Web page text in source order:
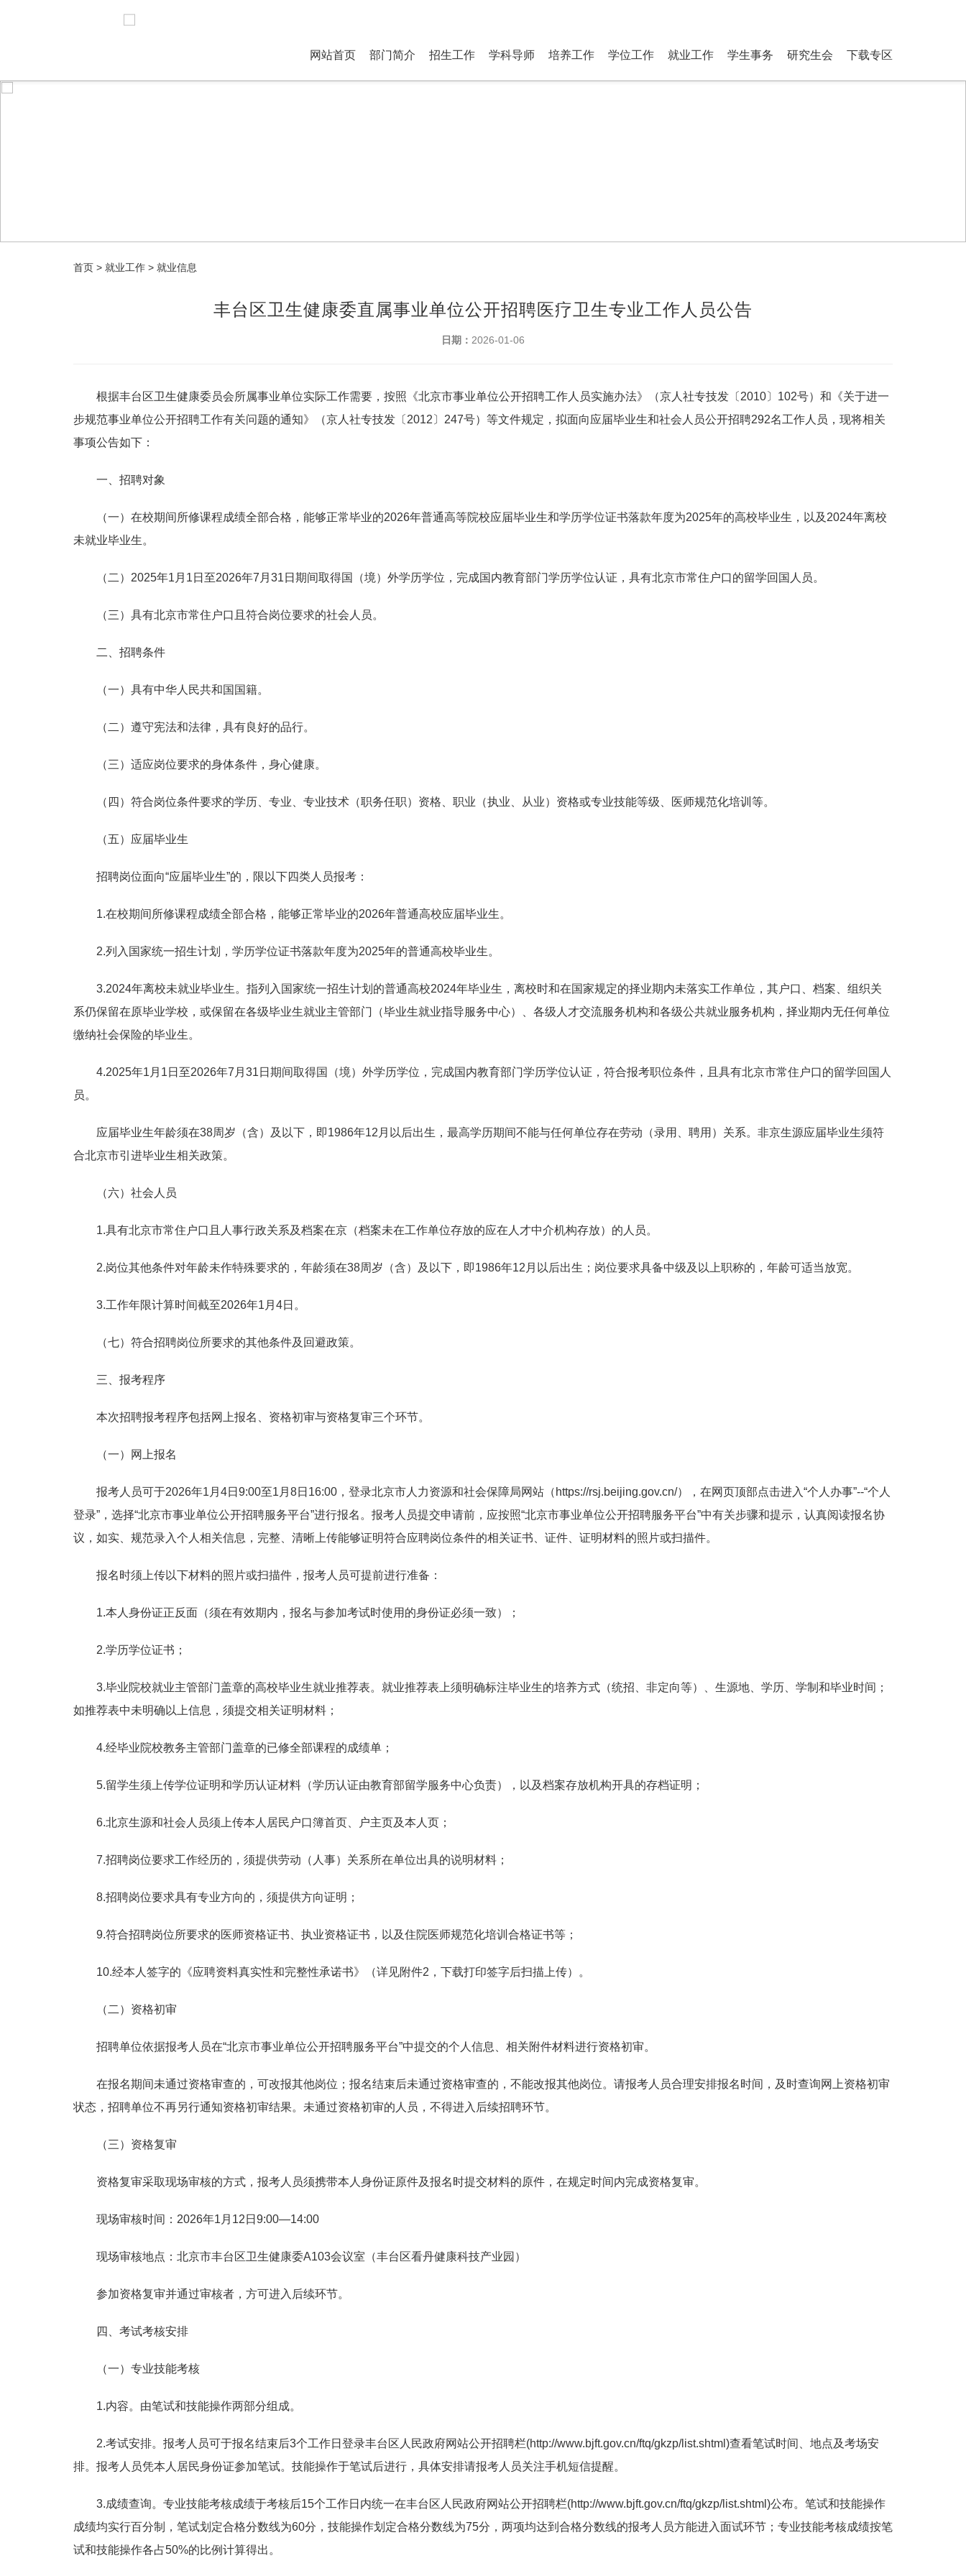
网站首页 部门简介 招生工作 学科导师 培养工作 学位工作 就业工作 学生事务 研究生会 下载专区
首页 > 就业工作 > 就业信息
丰台区卫生健康委直属事业单位公开招聘医疗卫生专业工作人员公告
日期： 2026-01-06
根据丰台区卫生健康委员会所属事业单位实际工作需要，按照《北京市事业单位公开招聘工作人员实施办法》（京人社专技发〔2010〕102号）和《关于进一
步规范事业单位公开招聘工作有关问题的通知》（京人社专技发〔2012〕247号）等文件规定，拟面向应届毕业生和社会人员公开招聘292名工作人员，现将相关
事项公告如下：
一、招聘对象
（一）在校期间所修课程成绩全部合格，能够正常毕业的2026年普通高等院校应届毕业生和学历学位证书落款年度为2025年的高校毕业生，以及2024年离校
未就业毕业生。
（二）2025年1月1日至2026年7月31日期间取得国（境）外学历学位，完成国内教育部门学历学位认证，具有北京市常住户口的留学回国人员。
（三）具有北京市常住户口且符合岗位要求的社会人员。
二、招聘条件
（一）具有中华人民共和国国籍。
（二）遵守宪法和法律，具有良好的品行。
（三）适应岗位要求的身体条件，身心健康。
（四）符合岗位条件要求的学历、专业、专业技术（职务任职）资格、职业（执业、从业）资格或专业技能等级、医师规范化培训等。
（五）应届毕业生
招聘岗位面向“应届毕业生”的，限以下四类人员报考：
1.在校期间所修课程成绩全部合格，能够正常毕业的2026年普通高校应届毕业生。
2.列入国家统一招生计划，学历学位证书落款年度为2025年的普通高校毕业生。
3.2024年离校未就业毕业生。指列入国家统一招生计划的普通高校2024年毕业生，离校时和在国家规定的择业期内未落实工作单位，其户口、档案、组织关
系仍保留在原毕业学校，或保留在各级毕业生就业主管部门（毕业生就业指导服务中心）、各级人才交流服务机构和各级公共就业服务机构，择业期内无任何单位
缴纳社会保险的毕业生。
4.2025年1月1日至2026年7月31日期间取得国（境）外学历学位，完成国内教育部门学历学位认证，符合报考职位条件，且具有北京市常住户口的留学回国人
员。
应届毕业生年龄须在38周岁（含）及以下，即1986年12月以后出生，最高学历期间不能与任何单位存在劳动（录用、聘用）关系。非京生源应届毕业生须符
合北京市引进毕业生相关政策。
（六）社会人员
1.具有北京市常住户口且人事行政关系及档案在京（档案未在工作单位存放的应在人才中介机构存放）的人员。
2.岗位其他条件对年龄未作特殊要求的，年龄须在38周岁（含）及以下，即1986年12月以后出生；岗位要求具备中级及以上职称的，年龄可适当放宽。
3.工作年限计算时间截至2026年1月4日。
（七）符合招聘岗位所要求的其他条件及回避政策。
三、报考程序
本次招聘报考程序包括网上报名、资格初审与资格复审三个环节。
（一）网上报名
报考人员可于2026年1月4日9:00至1月8日16:00，登录北京市人力资源和社会保障局网站（https://rsj.beijing.gov.cn/），在网页顶部点击进入“个人办事”--“个人
登录”，选择“北京市事业单位公开招聘服务平台”进行报名。报考人员提交申请前，应按照“北京市事业单位公开招聘服务平台”中有关步骤和提示，认真阅读报名协
议，如实、规范录入个人相关信息，完整、清晰上传能够证明符合应聘岗位条件的相关证书、证件、证明材料的照片或扫描件。
报名时须上传以下材料的照片或扫描件，报考人员可提前进行准备：
1.本人身份证正反面（须在有效期内，报名与参加考试时使用的身份证必须一致）；
2.学历学位证书；
3.毕业院校就业主管部门盖章的高校毕业生就业推荐表。就业推荐表上须明确标注毕业生的培养方式（统招、非定向等）、生源地、学历、学制和毕业时间；
如推荐表中未明确以上信息，须提交相关证明材料；
4.经毕业院校教务主管部门盖章的已修全部课程的成绩单；
5.留学生须上传学位证明和学历认证材料（学历认证由教育部留学服务中心负责），以及档案存放机构开具的存档证明；
6.北京生源和社会人员须上传本人居民户口簿首页、户主页及本人页；
7.招聘岗位要求工作经历的，须提供劳动（人事）关系所在单位出具的说明材料；
8.招聘岗位要求具有专业方向的，须提供方向证明；
9.符合招聘岗位所要求的医师资格证书、执业资格证书，以及住院医师规范化培训合格证书等；
10.经本人签字的《应聘资料真实性和完整性承诺书》（详见附件2，下载打印签字后扫描上传）。
（二）资格初审
招聘单位依据报考人员在“北京市事业单位公开招聘服务平台”中提交的个人信息、相关附件材料进行资格初审。
在报名期间未通过资格审查的，可改报其他岗位；报名结束后未通过资格审查的，不能改报其他岗位。请报考人员合理安排报名时间，及时查询网上资格初审
状态，招聘单位不再另行通知资格初审结果。未通过资格初审的人员，不得进入后续招聘环节。
（三）资格复审
资格复审采取现场审核的方式，报考人员须携带本人身份证原件及报名时提交材料的原件，在规定时间内完成资格复审。
现场审核时间：2026年1月12日9:00—14:00
现场审核地点：北京市丰台区卫生健康委A103会议室（丰台区看丹健康科技产业园）
参加资格复审并通过审核者，方可进入后续环节。
四、考试考核安排
（一）专业技能考核
1.内容。由笔试和技能操作两部分组成。
2.考试安排。报考人员可于报名结束后3个工作日登录丰台区人民政府网站公开招聘栏(http://www.bjft.gov.cn/ftq/gkzp/list.shtml)查看笔试时间、地点及考场安
排。报考人员凭本人居民身份证参加笔试。技能操作于笔试后进行，具体安排请报考人员关注手机短信提醒。
3.成绩查询。专业技能考核成绩于考核后15个工作日内统一在丰台区人民政府网站公开招聘栏(http://www.bjft.gov.cn/ftq/gkzp/list.shtml)公布。笔试和技能操作
成绩均实行百分制，笔试划定合格分数线为60分，技能操作划定合格分数线为75分，两项均达到合格分数线的报考人员方能进入面试环节；专业技能考核成绩按笔
试和技能操作各占50%的比例计算得出。